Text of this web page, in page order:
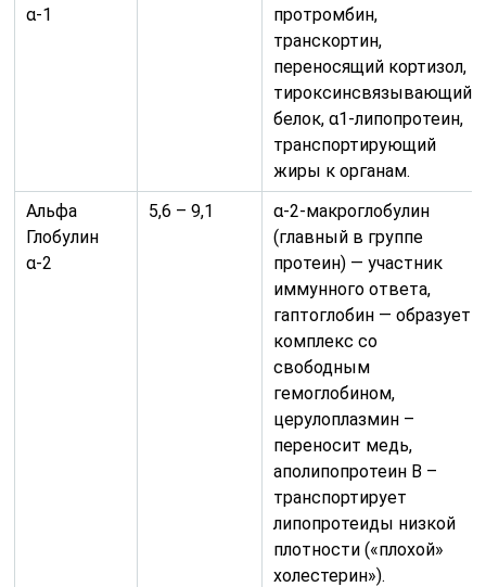
α-1
протромбин,
транскортин,
переносящий кортизол,
тироксинсвязывающий
белок, α1-липопротеин,
транспортирующий
жиры к органам.
Альфа
Глобулин
α-2
5,6 – 9,1
α-2-макроглобулин
(главный в группе
протеин) — участник
иммунного ответа,
гаптоглобин — образует
комплекс со
свободным
гемоглобином,
церулоплазмин –
переносит медь,
аполипопротеин В –
транспортирует
липопротеиды низкой
плотности («плохой»
холестерин»).